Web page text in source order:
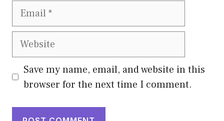
Email
Website
Save my name, email, and website in this
browser for the next time I comment.